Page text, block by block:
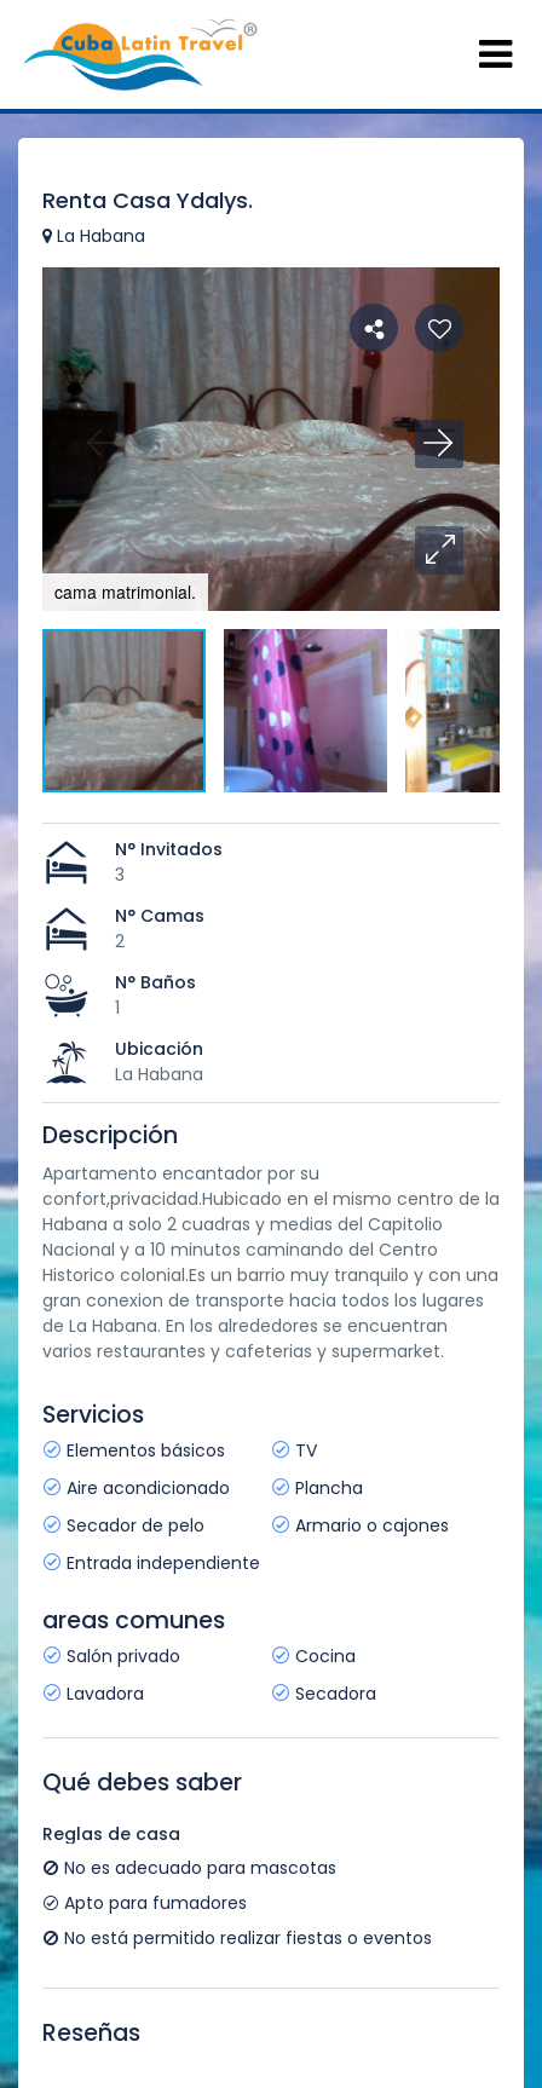
Renta Casa Ydalys.
La Habana
cama matrimonial.
N° Invitados
3
N° Camas
2
N° Baños
1
Ubicación
La Habana
Descripción
Apartamento encantador por su
confort,privacidad.Hubicado en el mismo centro de la
Habana a solo 2 cuadras y medias del Capitolio
Nacional y a 10 minutos caminando del Centro
Historico colonial.Es un barrio muy tranquilo y con una
gran conexion de transporte hacia todos los lugares
de La Habana. En los alrededores se encuentran
varios restaurantes y cafeterias y supermarket.
Servicios
Elementos básicos
TV
Aire acondicionado
Plancha
Secador de pelo
Armario o cajones
Entrada independiente
areas comunes
Salón privado
Cocina
Lavadora
Secadora
Qué debes saber
Reglas de casa
No es adecuado para mascotas
Apto para fumadores
No está permitido realizar fiestas o eventos
Reseñas